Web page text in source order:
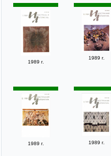
1989 г.
1989 г.
1989 г. 1989 г.